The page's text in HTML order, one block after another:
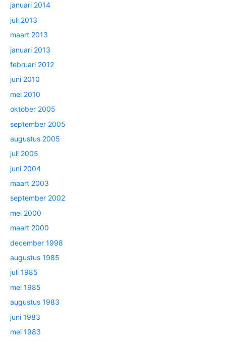
januari 2014
juli 2013
maart 2013
januari 2013
februari 2012
juni 2010
mei 2010
oktober 2005
september 2005
augustus 2005
juli 2005
juni 2004
maart 2003
september 2002
mei 2000
maart 2000
december 1998
augustus 1985
juli 1985
mei 1985
augustus 1983
juni 1983
mei 1983